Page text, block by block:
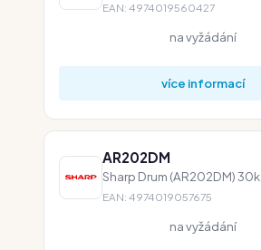
EAN: 4974019560427
na vyžádání
více informací
AR202DM
Sharp Drum (AR202DM) 30k
EAN: 4974019057675
na vyžádání